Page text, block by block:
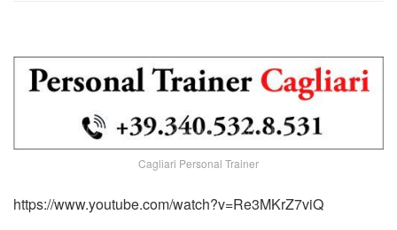
Cagliari Personal Trainer
https://www.youtube.com/watch?v=Re3MKrZ7viQ